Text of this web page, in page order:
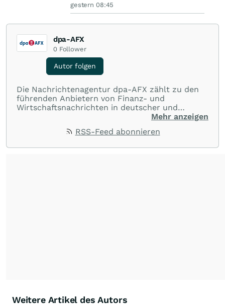
gestern 08:45
dpa-AFX
0 Follower
Autor folgen
Die Nachrichtenagentur dpa-AFX zählt zu den
führenden Anbietern von Finanz- und
Wirtschaftsnachrichten in deutscher und
englischer Sprache. Gestützt auf ein
dpa-AFX unabhängig, zuverlässig und schnell
Mehr anzeigen
RSS-Feed abonnieren
Weitere Artikel des Autors